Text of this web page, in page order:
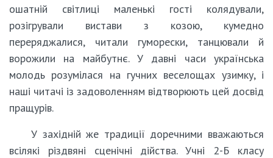
ошатній світлиці маленькі гості колядували,
розігрували вистави з козою, кумедно
переряджалися, читали гуморески, танцювали й
ворожили на майбутнє. У давні часи українська
молодь розумілася на гучних веселощах узимку, і
наші читачі із задоволенням відтворюють цей досвід
пращурів.
У західній же традиції доречними вважаються
всілякі різдвяні сценічні дійства. Учні 2-Б класу